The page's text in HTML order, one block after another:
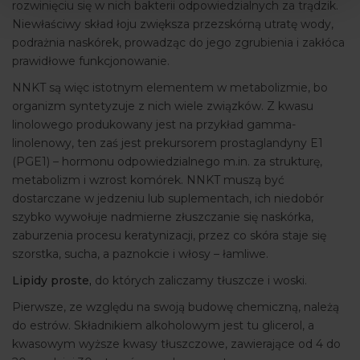
rozwinięciu się w nich bakterii odpowiedzialnych za trądzik.
Niewłaściwy skład łoju zwiększa przezskórną utratę wody,
podrażnia naskórek, prowadząc do jego zgrubienia i zakłóca
prawidłowe funkcjonowanie.
NNKT są więc istotnym elementem w metabolizmie, bo
organizm syntetyzuje z nich wiele związków. Z kwasu
linolowego produkowany jest na przykład gamma-
linolenowy, ten zaś jest prekursorem prostaglandyny E1
(PGE1) – hormonu odpowiedzialnego m.in. za strukturę,
metabolizm i wzrost komórek. NNKT muszą być
dostarczane w jedzeniu lub suplementach, ich niedobór
szybko wywołuje nadmierne złuszczanie się naskórka,
zaburzenia procesu keratynizacji, przez co skóra staje się
szorstka, sucha, a paznokcie i włosy – łamliwe.
Lipidy proste, do których zaliczamy tłuszcze i woski.
Pierwsze, ze względu na swoją budowę chemiczną, należą
do estrów. Składnikiem alkoholowym jest tu glicerol, a
kwasowym wyższe kwasy tłuszczowe, zawierające od 4 do